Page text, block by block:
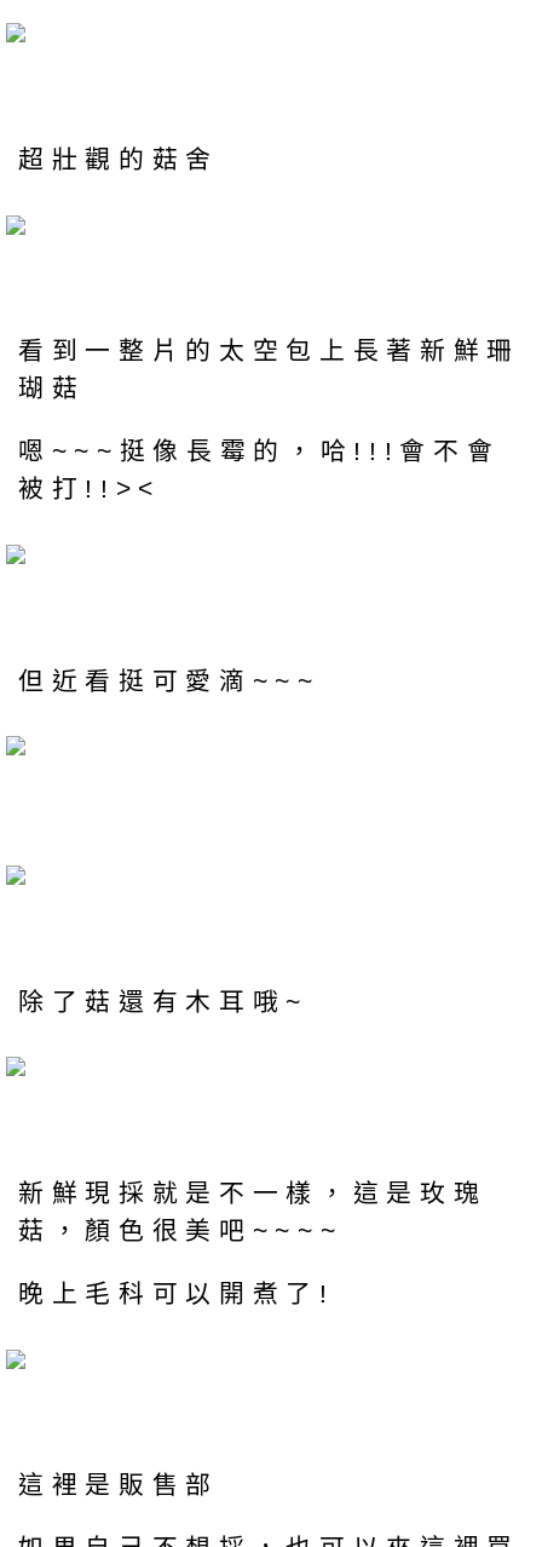
超壯觀的菇舍
看到一整片的太空包上長著新鮮珊
瑚菇
嗯~~~挺像長霉的，哈!!!會不會
被打!!><
但近看挺可愛滴~~~
除了菇還有木耳哦~
新鮮現採就是不一樣，這是玫瑰
菇，顏色很美吧~~~~
晚上毛科可以開煮了!
這裡是販售部